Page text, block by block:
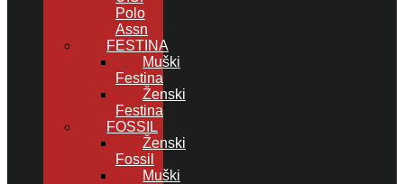
Polo
Assn
FESTINA
Muški
Festina
Ženski
Festina
FOSSIL
Ženski
Fossil
Muški